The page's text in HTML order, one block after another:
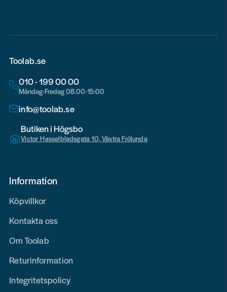
Toolab.se
010 - 199 00 00
Måndag-Fredag 08.00-15:00
info@toolab.se
Butiken i Högsbo
Victor Hasselbladsgata 10, Västra Frölunda
Information
Köpvillkor
Kontakta oss
Om Toolab
Returinformation
Integritetspolicy